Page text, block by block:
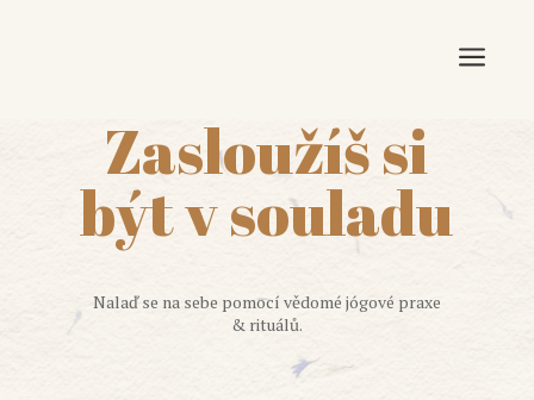
a
Zasloužíš si
býtv souladu
Nalaď se na sebe pomocí vědomé jógové praxe
& rituálů.